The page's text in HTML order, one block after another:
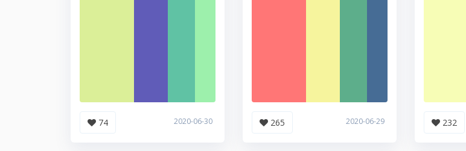
74 2020-06-30 265 2020-06-29 232